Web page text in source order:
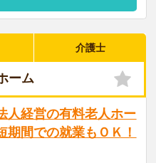
介護士
ーム
人経営の有料老人ホー
期間での就業もＯＫ！